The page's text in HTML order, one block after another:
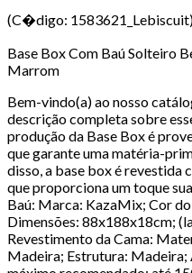
(C�digo: 1583621_Lebiscuit
Base Box Com Baú Solteiro
Marrom
Bem-vindo(a) ao nosso
descrição completa sobre
produção da Base Box é
que garante uma matéria-
disso, a base box é revestida
que proporciona um toque
Baú: Marca: KazaMix; Cor
Dimensões: 88x188x18cm;
Revestimento da Cama:
Madeira; Estrutura: Madeira;